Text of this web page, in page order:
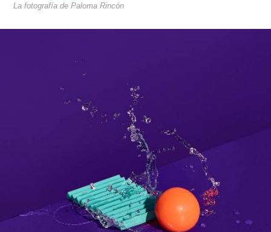
La fotografía de Paloma Rincón